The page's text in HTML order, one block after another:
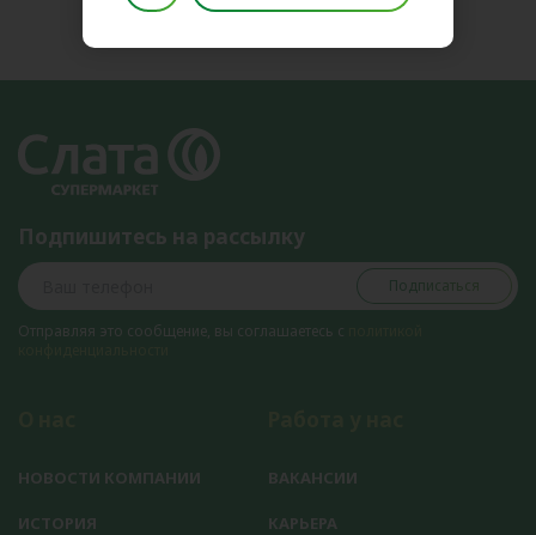
Подпишитесь на рассылку
Подписаться
Отправляя это сообщение, вы соглашаетесь с
НОВОСТИ КОМПАНИИ
ИСТОРИЯ
ВАКАНСИИ
КАРЬЕРА